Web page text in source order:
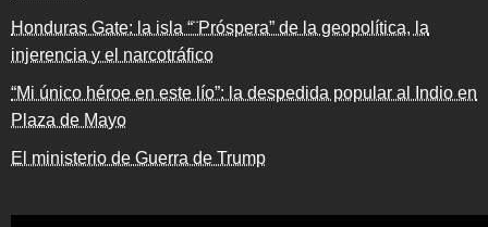
Honduras Gate: la isla “¨Próspera” de la geopolítica, la
injerencia y el narcotráfico
“Mi único héroe en este lío”: la despedida popular al Indio en
Plaza de Mayo
El ministerio de Guerra de Trump